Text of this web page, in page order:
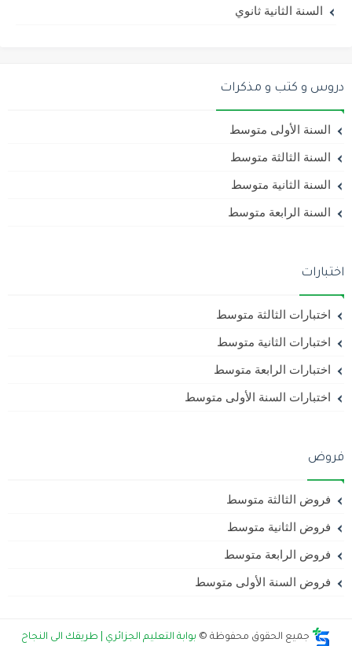
السنة الثانية ثانوي
دروس و كتب و مذكرات
السنة الأولى متوسط
السنة الثالثة متوسط
السنة الثانية متوسط
السنة الرابعة متوسط
اختبارات
اختبارات الثالثة متوسط
اختبارات الثانية متوسط
اختبارات الرابعة متوسط
اختبارات السنة الأولى متوسط
فروض
فروض الثالثة متوسط
فروض الثانية متوسط
فروض الرابعة متوسط
فروض السنة الأولى متوسط
جميع الحقوق محفوظة © بوابة التعليم الجزائري | طريقك الى النجاح